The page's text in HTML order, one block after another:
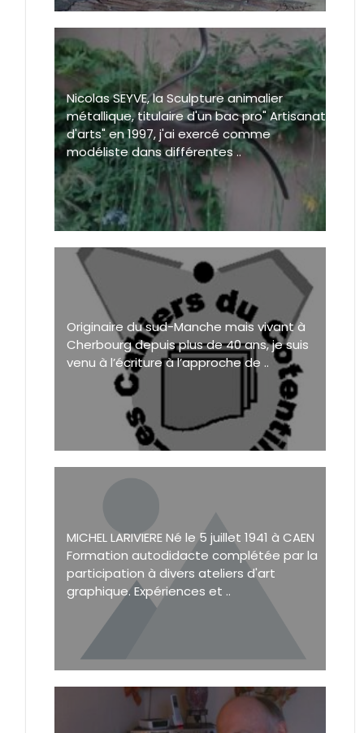
Nicolas SEYVE, la Sculpture animalier
métallique, titulaire d'un bac pro" Artisanat
d'arts" en 1997, j'ai exercé comme
modéliste dans différentes ..
Originaire du sud-Manche mais vivant à
Cherbourg depuis plus de 40 ans, je suis
venu à l’écriture à l’approche de ..
MICHEL LARIVIERE Né le 5 juillet 1941 à CAEN
Formation autodidacte complétée par la
participation à divers ateliers d'art
graphique. Expériences et ..